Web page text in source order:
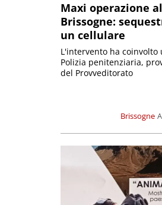
Maxi operazione
Brissogne:
un cellulare
Brissogne
L'intervento ha
Polizia penitenziaria,
del Provveditorato